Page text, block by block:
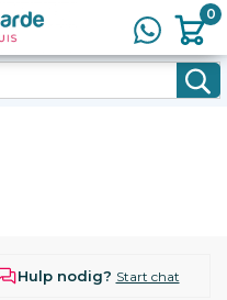
0
0
Hulp nodig? Start chat